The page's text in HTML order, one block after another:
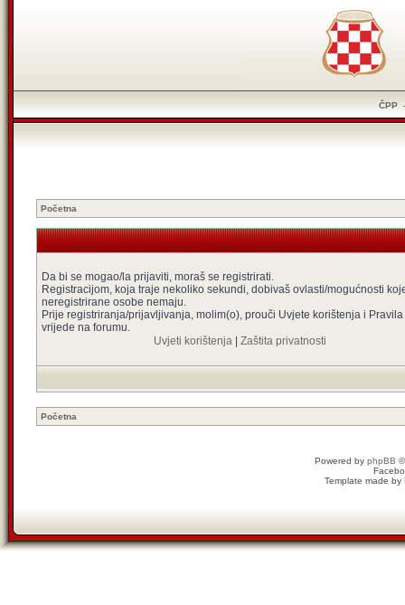
ČPP
Početna
Da bi se mogao/la prijaviti, moraš se registrirati.
Registracijom, koja traje nekoliko sekundi, dobivaš ovlasti/mogućnosti
neregistrirane osobe nemaju.
Prije registriranja/prijavljivanja, molim(o), prouči Uvjete korištenja i
vrijede na forumu.
Uvjeti korištenja| Zaštita privatnosti
Početna
Powered by phpBB
Template made by